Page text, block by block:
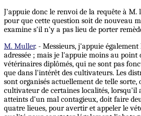
J'appuie donc le renvoi de la requête à
pour que cette question soit de nouveau
examine s'il n'y a pas lieu de porter
M. Muller. - Messieurs, j'appuie
adressée ; mais je l'appuie moins au point
vétérinaires diplômés, qui ne sont pas
que dans l'intérêt des cultivateurs. Les
sont organisés actuellement de telle
cultivateur de certaines localités, lorsqu'il
atteints d'un mal contagieux, doit faire
quatre lieues, pour avertir et appeler le